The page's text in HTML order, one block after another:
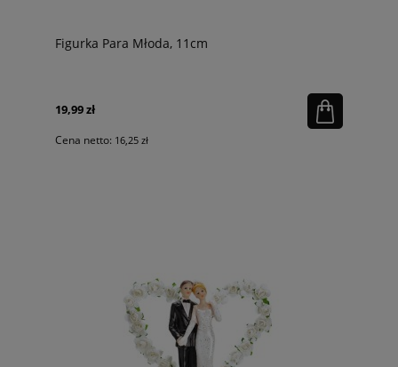
Figurka Para Młoda, 11cm
19,99 zł
Cena netto: 16,25 zł